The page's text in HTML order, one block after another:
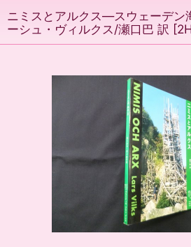
ニミスとアルクス―スウェーデ
ーシュ・ヴィルクス/瀬口巴 訳 [